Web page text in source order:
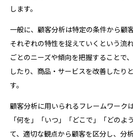
します。
一般に、顧客分析は特定の条件から顧
それぞれの特性を捉えていくという流
ごとのニーズや傾向を把握することで
したり、商品・サービスを改善したり
す。
顧客分析に用いられるフレームワーク
「何を」「いつ」「どこで」「どのよ
て、適切な観点から顧客を区分し、分